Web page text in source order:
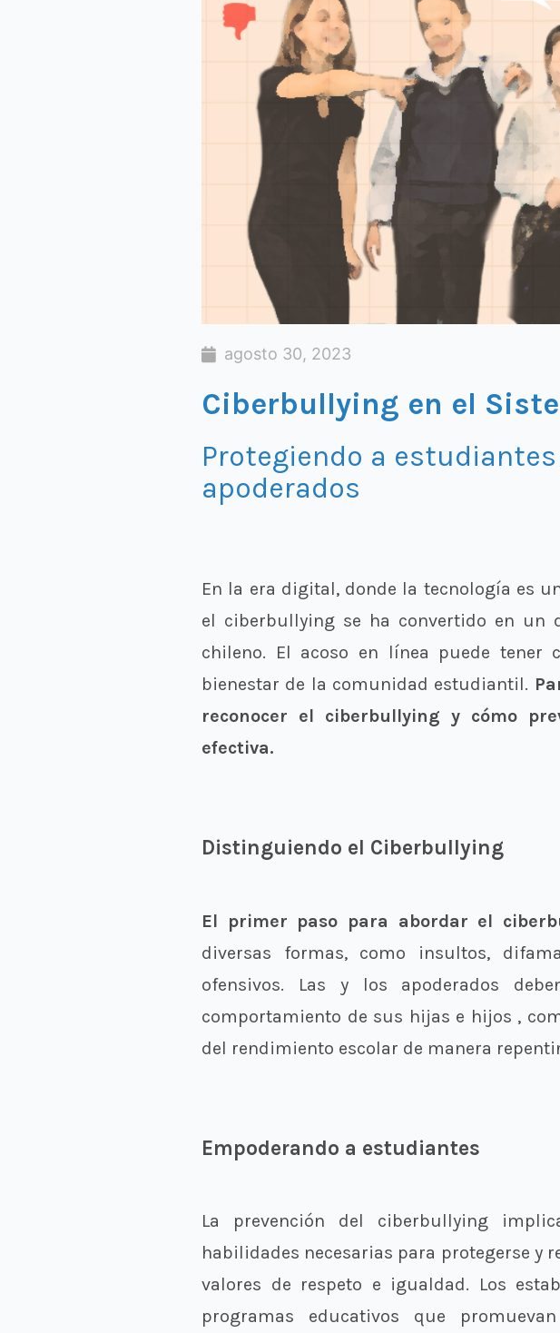
agosto 30, 2023
Ciberbullying en el
Protegiendo a
apoderados
En la era digital, donde la tecnología es
el ciberbullying se ha convertido en un
chileno. El acoso en línea puede tener
bienestar de la comunidad estudiantil.
reconocer el ciberbullying y cómo
efectiva.
Distinguiendo el Ciberbullying
El primer paso para abordar el
diversas formas, como insultos,
ofensivos. Las y los apoderados
comportamiento de sus hijas e hijos ,
del rendimiento escolar de manera
Empoderando a estudiantes
La prevención del ciberbullying
habilidades necesarias para protegerse y
valores de respeto e igualdad. Los
programas educativos que